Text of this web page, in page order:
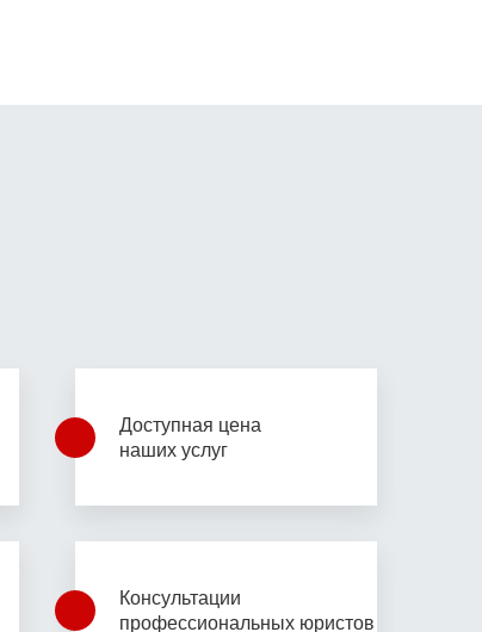
Доступная цена
наших услуг
Консультации
профессиональных юристов